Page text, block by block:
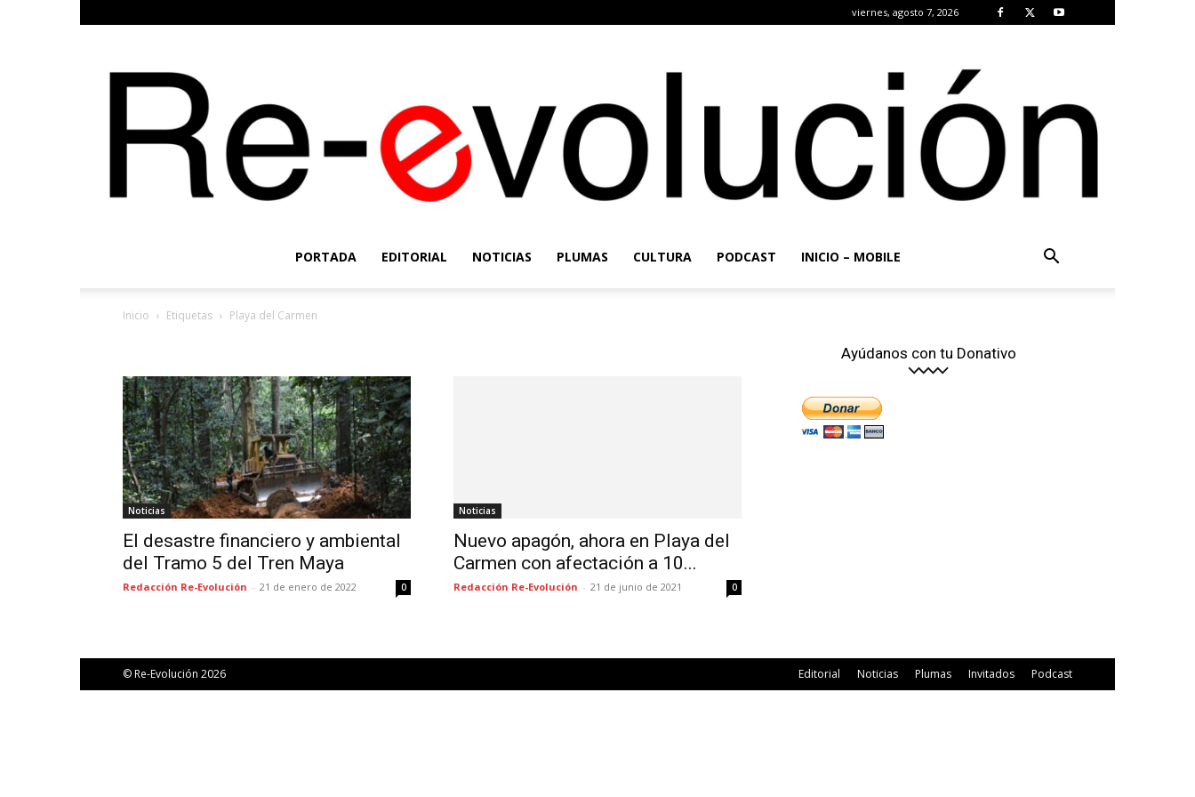
viernes, agosto 7, 2026
PORTADA EDITORIAL NOTICIAS PLUMAS CULTURA PODCAST INICIO – MOBILE
Inicio Etiquetas Playa del Carmen
Noticias
El desastre financiero y ambiental
del Tramo 5 del Tren Maya
Redacción Re-Evolución - 21 de enero de 2022 0
Noticias
Nuevo apagón, ahora en Playa del
Carmen con afectación a 10...
Redacción Re-Evolución - 21 de junio de 2021 0
Ayúdanos con tu Donativo
Editorial Noticias Plumas Invitados Podcast
© Re-Evolución 2026